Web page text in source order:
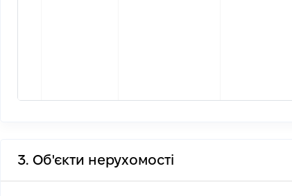
3. Об'єкти нерухомості